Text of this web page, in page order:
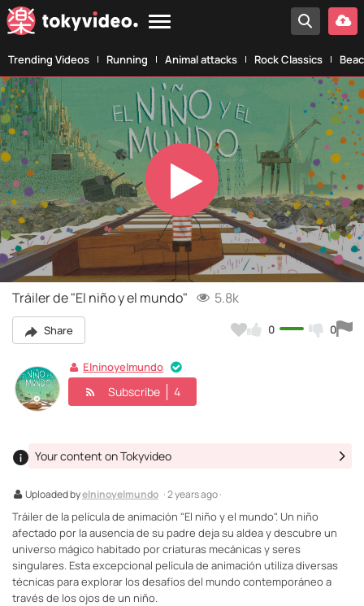
Trending Videos Running Animal attacks Rock Classics
Play
Video
Tráiler de "El niño y el mundo" 5.8k
Share 0 0
Elninoyelmundo
Subscribe 4
Uploaded byelninoyelmundo · 2 years ago ·
Your content on Tokyvideo
Tráiler de la película de animación "El niño y el mundo". Un niño
afectado por la ausencia de su padre deja su aldea y descubre un
universo mágico habitado por criaturas mecánicas y seres
singulares. Esta excepcional película de animación utiliza diversas
técnicas para explorar los desafíos del mundo contemporáneo a
través de los ojos de un niño.